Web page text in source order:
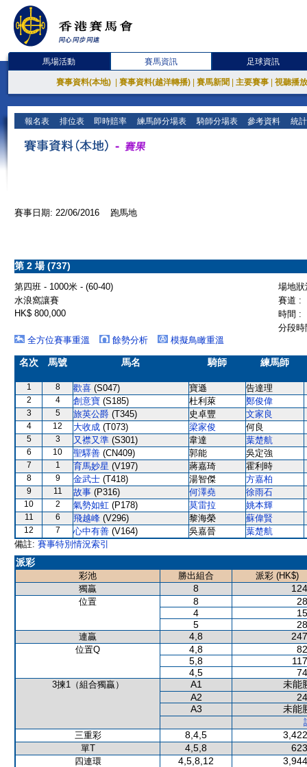
馬場活動 賽馬資訊 足球資訊
賽事資料(本地) 賽事資料(越洋轉播) 賽馬新聞 主要賽事 視聽播
報名表 排位表 即時賠率 練馬師分場表 騎師分場表 參考資料 統
賽事日期: 22/06/2016 跑馬地
第 2 場 (737)
第四班 - 1000米 - (60-40)
場地
水浪窩讓賽
賽道 :
HK$ 800,000
時間 :
分段
全方位賽事重溫
餘勢分析 模擬鳥瞰重溫
名次 馬號 馬名 騎師 練馬師
1 8 歡喜 (S047) 寶遜 告達理
2 4 創意寶 (S185) 杜利萊 鄭俊偉
3 5 旅英公爵 (T345) 史卓豐 文家良
4 12 大收成 (T073) 梁家俊 何良
5 3 又襟又準 (S301) 韋達 葉楚航
6 10 聖驛善 (CN409) 郭能 吳定強
7 1 育馬妙星 (V197) 蔣嘉琦 霍利時
8 9 金武士 (T418) 湯智傑 方嘉柏
9 11 故事 (P316) 何澤堯 徐雨石
10 2 氣勢如虹 (P178) 莫雷拉 姚本輝
11 6 飛越峰 (V296) 黎海榮 蘇偉賢
12 7 心中有善 (V164) 吳嘉晉
葉楚航
備註: 賽事特別情況索引
派彩
彩池 勝出組合
派彩 (HK$)
獨贏
8
位置 8
4
5
連贏 4,8
位置Q 4,8
5,8
4,5
3揀1（組合獨贏） A1
未能
A2
A3
未能
三重彩
8,4,5
單T 4,5,8
四連環 4,5,8,12